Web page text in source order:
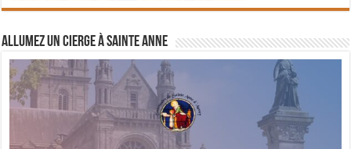
Allumez un cierge à Sainte Anne